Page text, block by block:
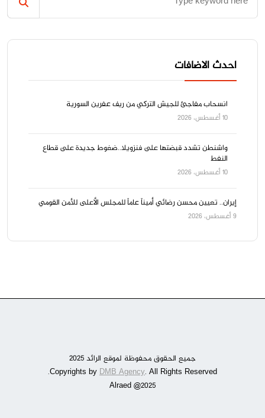
احدث الاضافات
انسحاب مفاجئ للجيش التركي من ريف عفرين السورية
10 أغسطس، 2026
واشنطن تشدد قبضتها على فنزويلا..ضغوط جديدة على قطاع
النفط
10 أغسطس، 2026
إيران.. تعيين محسن رضائي أميناً عاماً للمجلس الأعلى للأمن القومي
9 أغسطس، 2026
جميع الحقوق محفوظة لموقع الرائد 2025
DMB Agency. All Rights Reserved.
Alraed @2025